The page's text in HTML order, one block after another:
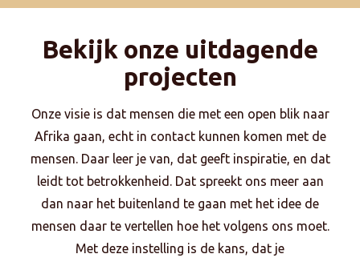
Bekijk onze uitdagende
projecten
Onze visie is dat mensen die met een open blik naar
Afrika gaan, echt in contact kunnen komen met de
mensen. Daar leer je van, dat geeft inspiratie, en dat
leidt tot betrokkenheid. Dat spreekt ons meer aan
dan naar het buitenland te gaan met het idee de
mensen daar te vertellen hoe het volgens ons moet.
Met deze instelling is de kans, dat je